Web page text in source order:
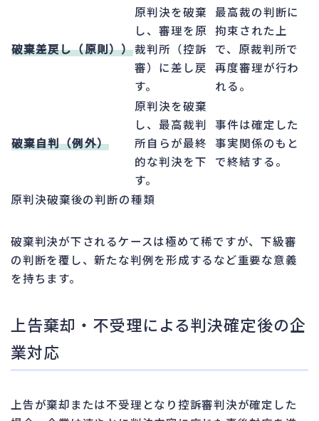
破棄差戻し（原則））
原判決を破棄
し、審理を原
裁判所（控訴
審）に差し戻
す。
最高裁の判断に
拘束された上
で、原裁判所で
再度審理が行わ
れる。
破棄自判（例外）
原判決を破棄
し、最高裁判
所自らが最終
的な判決を下
す。
事件は確定した
事実関係のもと
で終結する。
原判決破棄後の判断の種類
破棄判決が下されるケースは極めて稀ですが、下級審
の判断を覆し、新たな判例を形成するなど重要な意義
を持ちます。
上告棄却・不受理による判決確定後の企
業対応
上告が棄却または不受理となり控訴審判決が確定した